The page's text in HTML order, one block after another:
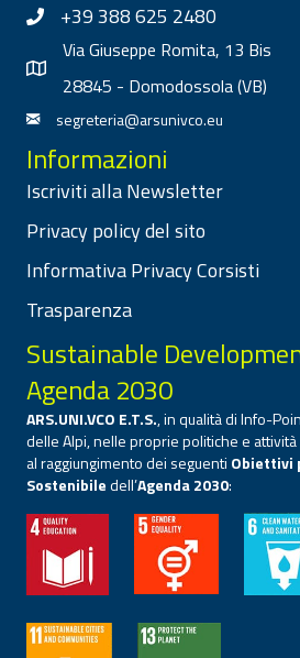
+39 388 625 2480
Via Giuseppe Romita, 13 Bis
28845 - Domodossola (VB)
segreteria@arsunivco.eu
Informazioni
Iscriviti alla Newsletter
Privacy policy del sito
Informativa Privacy Corsisti
Trasparenza
Sustainable
Agenda 2030
ARS.UNI.VCO E.T.S., in qualità di Info-
delle Alpi, nelle proprie politiche e
al raggiungimento dei seguenti Obiettivi
Sostenibiledell’Agenda 2030: